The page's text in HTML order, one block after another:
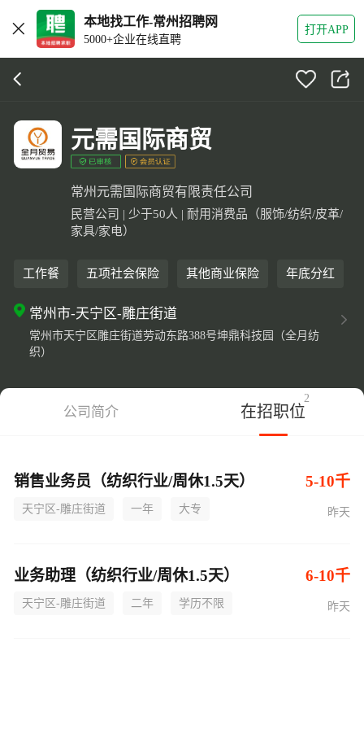
本地找工作-常州招聘网
5000+企业在线直聘
打开APP
元需国际商贸
常州元需国际商贸有限责任公司
民营公司 | 少于50人 | 耐用消费品（服饰/纺织/皮革/
家具/家电）
工作餐 五项社会保险 其他商业保险 年底分红
常州市-天宁区-雕庄街道
常州市天宁区雕庄街道劳动东路388号坤鼎科技园（全月纺
织）
公司简介 在招职位
2
销售业务员（纺织行业/周休1.5天） 5-10千
天宁区-雕庄街道 一年 大专 昨天
业务助理（纺织行业/周休1.5天） 6-10千
天宁区-雕庄街道 二年 学历不限 昨天